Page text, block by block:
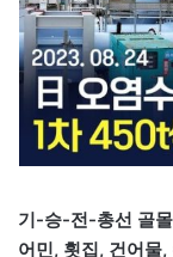
기-승-전-총선 골
어민, 횟집, 건어물